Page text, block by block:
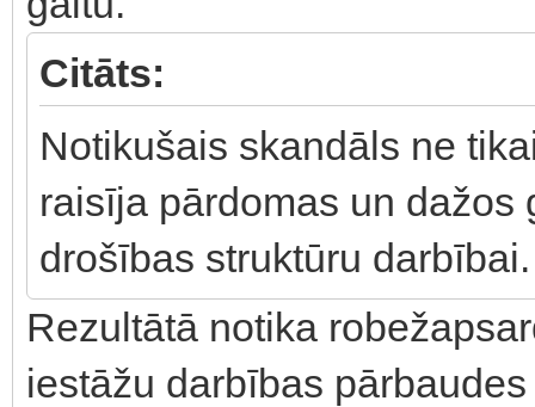
Citāts:
Notikušais skandāls ne
raisīja pārdomas un
drošības struktūru darbībai.
Rezultātā notika
iestāžu darbības